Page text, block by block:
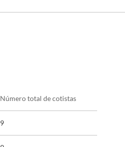
Número total de cotistas
9